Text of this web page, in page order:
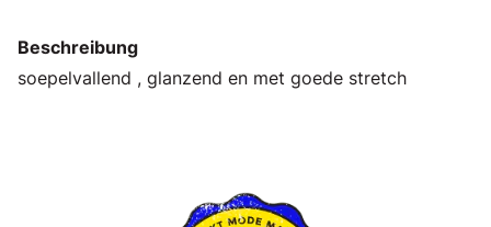
Beschreibung
soepelvallend , glanzend en met goede stretch